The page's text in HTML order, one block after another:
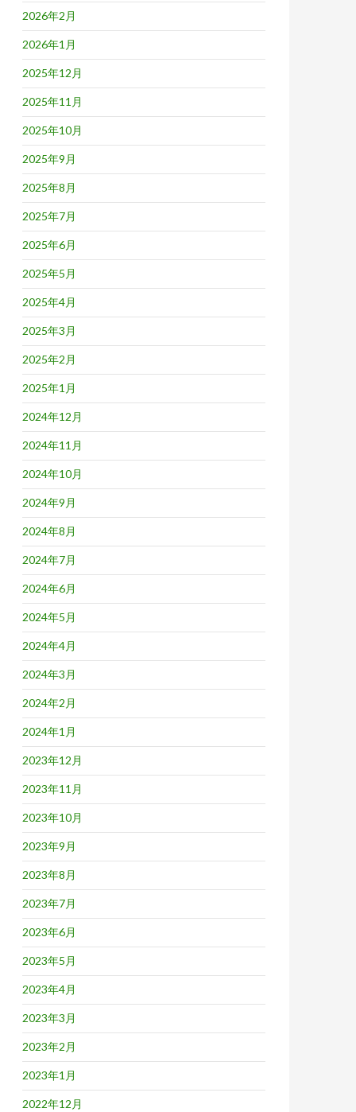
2026年2月
2026年1月
2025年12月
2025年11月
2025年10月
2025年9月
2025年8月
2025年7月
2025年6月
2025年5月
2025年4月
2025年3月
2025年2月
2025年1月
2024年12月
2024年11月
2024年10月
2024年9月
2024年8月
2024年7月
2024年6月
2024年5月
2024年4月
2024年3月
2024年2月
2024年1月
2023年12月
2023年11月
2023年10月
2023年9月
2023年8月
2023年7月
2023年6月
2023年5月
2023年4月
2023年3月
2023年2月
2023年1月
2022年12月